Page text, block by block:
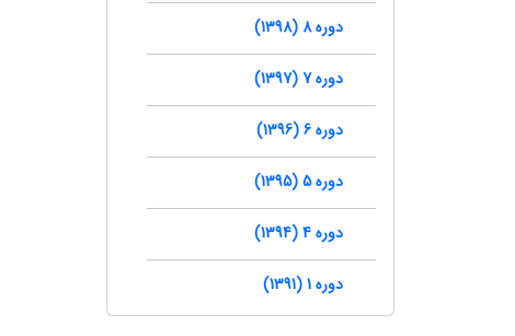
دوره 8 (1398)
دوره 7 (1397)
دوره 6 (1396)
دوره 5 (1395)
دوره 4 (1394)
دوره 1 (1391)